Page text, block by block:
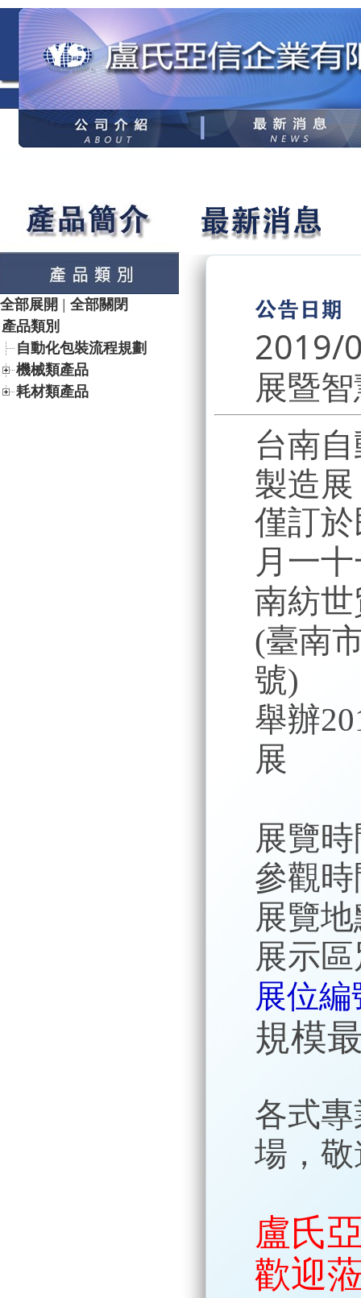
全部展開
全部關閉
產品類別
自動化包裝流程規劃
機械類產品
耗材類產品
2019/
展暨
台南
製造展
僅訂
月一
南紡
(臺南
號)
舉辦
展
展覽
參觀時
展覽
展示
展位編
規模
各式
場，
盧氏
歡迎